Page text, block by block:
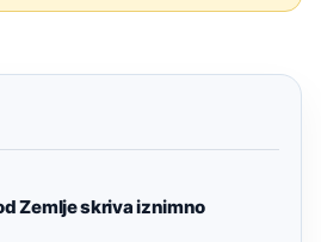
Zemlje skriva iznimno